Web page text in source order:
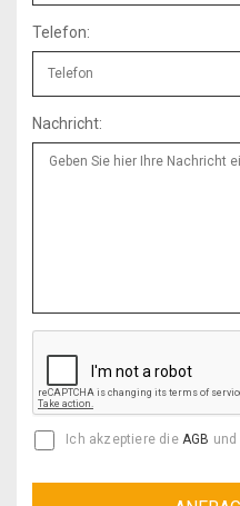
Telefon:
Nachricht:
Ich akzeptiere die AGB und